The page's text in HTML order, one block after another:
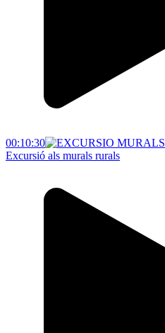
00:10:30
Excursió als murals rurals